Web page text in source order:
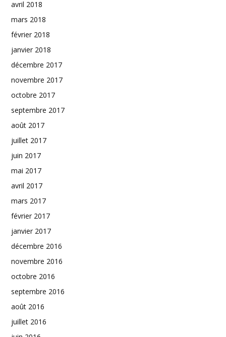
avril 2018
mars 2018
février 2018
janvier 2018
décembre 2017
novembre 2017
octobre 2017
septembre 2017
août 2017
juillet 2017
juin 2017
mai 2017
avril 2017
mars 2017
février 2017
janvier 2017
décembre 2016
novembre 2016
octobre 2016
septembre 2016
août 2016
juillet 2016